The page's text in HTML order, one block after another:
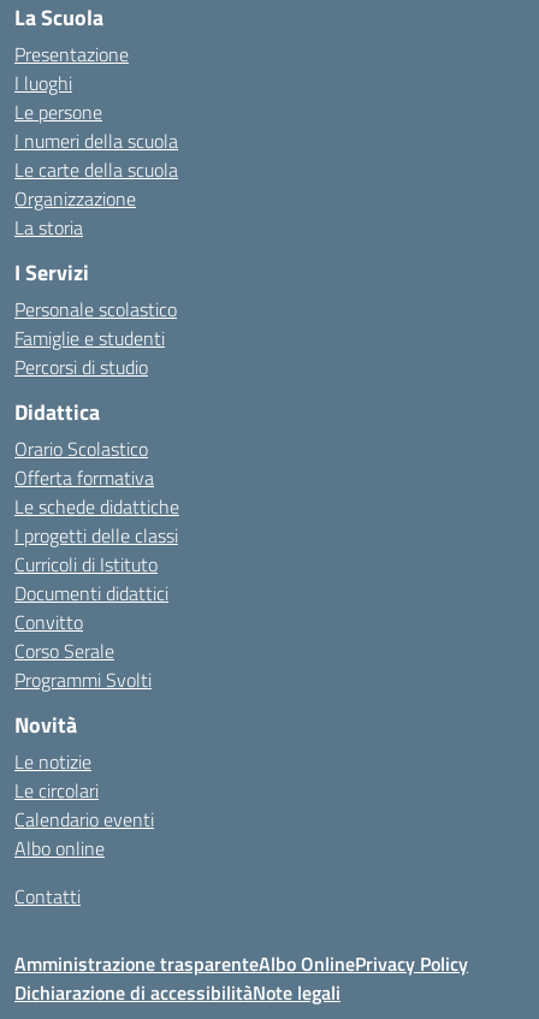
La Scuola
Presentazione
I luoghi
Le persone
I numeri della scuola
Le carte della scuola
Organizzazione
La storia
I Servizi
Personale scolastico
Famiglie e studenti
Percorsi di studio
Didattica
Orario Scolastico
Offerta formativa
Le schede didattiche
I progetti delle classi
Curricoli di Istituto
Documenti didattici
Convitto
Corso Serale
Programmi Svolti
Novità
Le notizie
Le circolari
Calendario eventi
Albo online
Contatti
Amministrazione trasparenteAlbo OnlinePrivacy Policy
Dichiarazione di accessibilitàNote legali